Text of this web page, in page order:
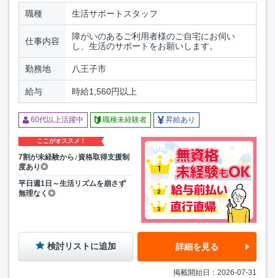
職種 生活サポートスタッフ
仕事内容
障がいのあるご利用者様のご自宅にお伺い
し、生活のサポートをお願いします。
勤務地 八王子市
給与 時給1,560円以上
60代以上活躍中 職種未経験者 昇給あり
ここがオススメ！
7割が未経験から♪資格取得支援制
度あり◎
平日週1日～生活リズムを崩さず
無理なく◎
検討リストに追加 詳細を見る
掲載開始日：2026-07-31